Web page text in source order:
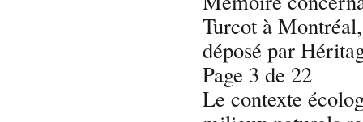
Turcot à
déposé par
Page 3 de 22
Le contexte